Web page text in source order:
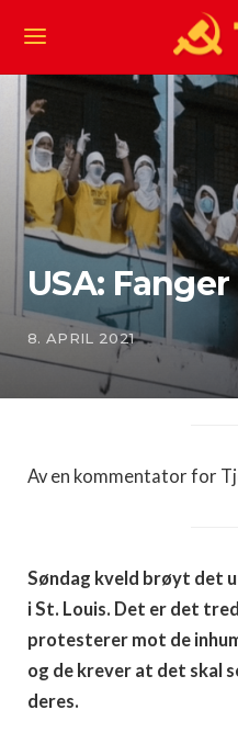
USA:
8. APRIL 2021
Av en kommentator for
Søndag kveld brøyt det
i St. Louis. Det er det
protesterer mot de
og de krever at det skal
deres.